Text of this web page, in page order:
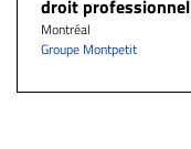
droit professionnel
Montréal
Groupe Montpetit